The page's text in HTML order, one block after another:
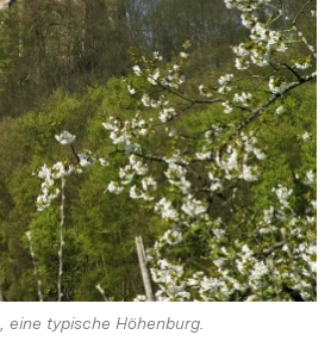
typische Höhenburg.